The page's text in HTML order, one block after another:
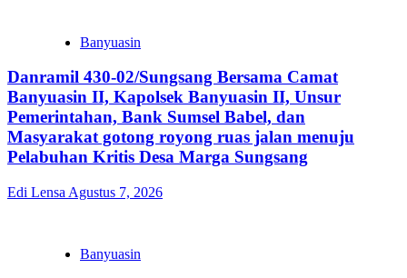
Banyuasin
Danramil 430-02/Sungsang Bersama Camat
Banyuasin II, Kapolsek Banyuasin II, Unsur
Pemerintahan, Bank Sumsel Babel, dan
Masyarakat gotong royong ruas jalan menuju
Pelabuhan Kritis Desa Marga Sungsang
Edi Lensa Agustus 7, 2026
Banyuasin